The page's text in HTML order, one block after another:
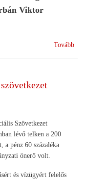
Viktor
Tovább
Szövetkezet
lévő telken a 200
pénz 60 százaléka
önerő volt.
és vízügyért felelős